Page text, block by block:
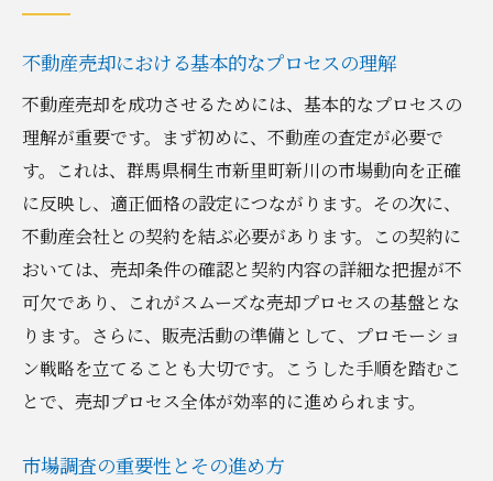
群馬県桐生市新里町新川での不動産売却成功の
カギを握る準備と計画
適正価格の設定と交渉方法
売却までのスケジュール作成術
売買契約に必要な書類の準備
地域特有の条例や規制の確認
環境や周辺施設を活かしたPR戦略
地域の特性を活かした不動産売却戦略で差をつ
ける方法
地元の市場動向を反映した価格設定
ライバル物件との差別化ポイント
不動産売却における基本的なプロセスの理解
不動産売却を成功させるためには、基本的なプロセスの
理解が重要です。まず初めに、不動産の査定が必要で
す。これは、群馬県桐生市新里町新川の市場動向を正確
に反映し、適正価格の設定につながります。その次に、
不動産会社との契約を結ぶ必要があります。この契約に
おいては、売却条件の確認と契約内容の詳細な把握が不
可欠であり、これがスムーズな売却プロセスの基盤とな
ります。さらに、販売活動の準備として、プロモーショ
ン戦略を立てることも大切です。こうした手順を踏むこ
とで、売却プロセス全体が効率的に進められます。
市場調査の重要性とその進め方